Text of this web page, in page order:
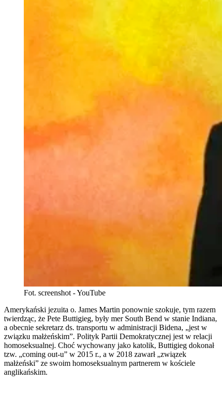
Fot. screenshot - YouTube
Amerykański jezuita o. James Martin ponownie szokuje, tym razem
twierdząc, że Pete Buttigieg, były mer South Bend w stanie Indiana,
a obecnie sekretarz ds. transportu w administracji Bidena, „jest w
związku małżeńskim”. Polityk Partii Demokratycznej jest w relacji
homoseksualnej. Choć wychowany jako katolik, Buttigieg dokonał
tzw. „coming out-u” w 2015 r., a w 2018 zawarł „związek
małżeński” ze swoim homoseksualnym partnerem w kościele
anglikańskim.